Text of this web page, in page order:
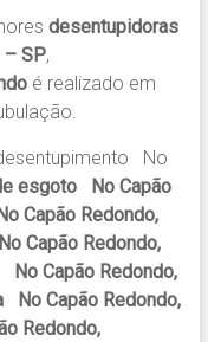
desentupidoras
– SP,
é realizado em
No
esgoto No Capão
Capão Redondo,
Capão Redondo,
Capão Redondo,
No Capão Redondo,
Redondo,